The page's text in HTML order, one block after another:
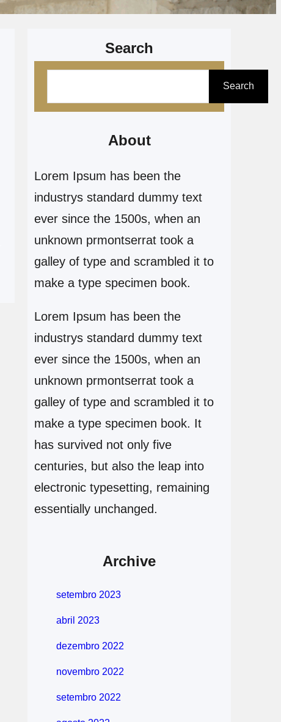
Search
s
i
s
a
r
Search
About
Lorem Ipsum has been the
industrys standard dummy text
ever since the 1500s, when an
unknown prmontserrat took a
galley of type and scrambled it to
make a type specimen book.
Lorem Ipsum has been the
industrys standard dummy text
ever since the 1500s, when an
unknown prmontserrat took a
galley of type and scrambled it to
make a type specimen book. It
has survived not only five
centuries, but also the leap into
electronic typesetting, remaining
essentially unchanged.
Archive
setembro 2023
abril 2023
dezembro 2022
novembro 2022
setembro 2022